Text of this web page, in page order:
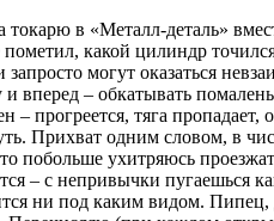
в «Металл-деталь»
какой цилиндр
могут оказаться
вперед – обкатывать
– прогреется, тяга
Прихват одним словом, в
побольше ухитряюсь
– с непривычки пугаешься
ни под каким видом.